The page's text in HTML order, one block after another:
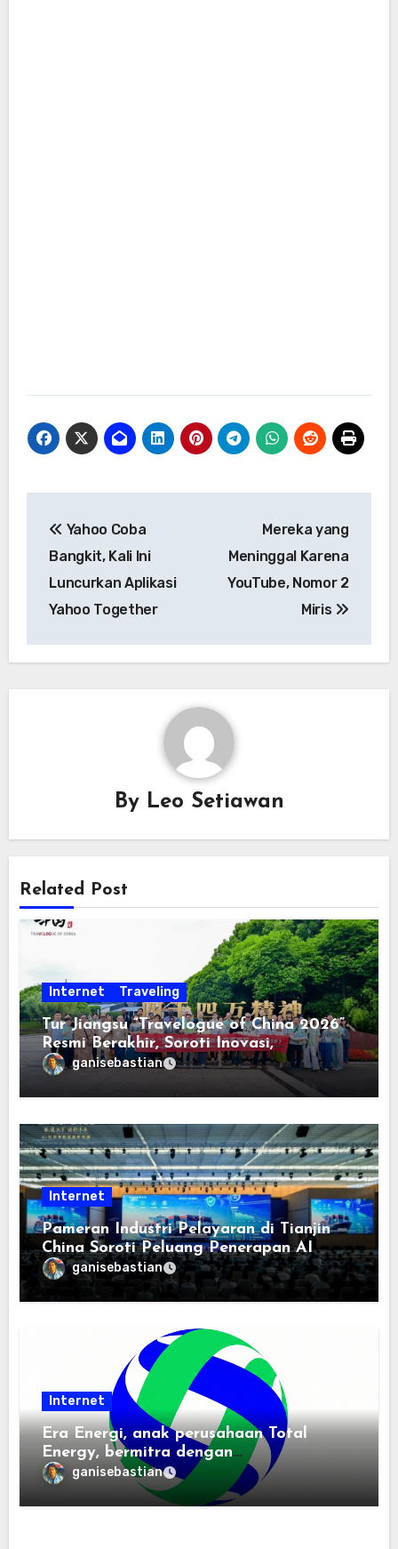
pos
Yahoo Coba
Bangkit, Kali Ini
Luncurkan Aplikasi
Yahoo Together
Mereka yang
Meninggal Karena
YouTube, Nomor 2
Miris
By Leo Setiawan
Related Post
Internet Traveling
Tur Jiangsu “Travelogue of China 2026”
Resmi Berakhir, Soroti Inovasi,
Keterbukaan, dan Pembangunan
Berorientasi pada Masyarakat
ganisebastian
Internet
Pameran Industri Pelayaran di Tianjin
China Soroti Peluang Penerapan AI
ganisebastian
Internet
Era Energi, anak perusahaan Total
Energy, bermitra dengan
Zhuochuangtong untuk mempercepat
transisi energi Indonesia — raksasa
energi global bergabung dengan tim
ganisebastian